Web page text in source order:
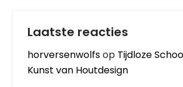
Laatste reacties
horversenwolfsop Tijdloze
Kunst van Houtdesign